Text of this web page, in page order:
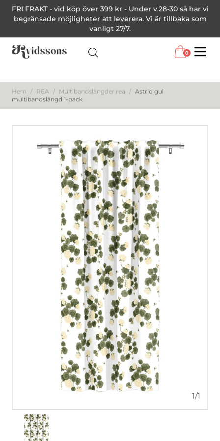
FRI FRAKT - vid köp över 399 kr - Under v.28-30 så har vi
begränsade möjligheter att leverera. Vi är tillbaka som
vanligt 27/7.
0
Hem / REA / Multibandslängder rea / Astrid gul
multibandslängd 1-pack
1/1